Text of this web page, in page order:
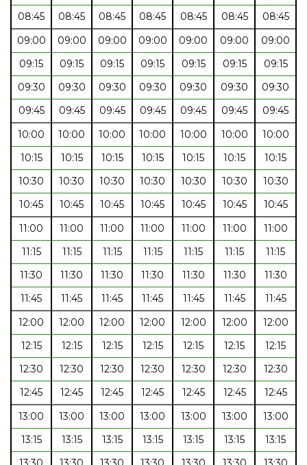
08:45
08:45 08:45 08:45 08:45 08:45
08:45
09:00
09:00 09:00 09:00 09:00 09:00
09:00
09:15
09:15 09:15 09:15 09:15 09:15
09:15
09:30
09:30 09:30 09:30 09:30 09:30
09:30
09:45
09:45 09:45 09:45 09:45 09:45
09:45
10:00
10:00 10:00 10:00 10:00 10:00
10:00
10:15
10:15 10:15 10:15 10:15 10:15
10:15
10:30
10:30 10:30 10:30 10:30 10:30
10:30
10:45
10:45 10:45 10:45 10:45 10:45
10:45
11:00
11:00 11:00 11:00 11:00 11:00
11:00
11:15
11:15 11:15 11:15 11:15 11:15
11:15
11:30
11:30 11:30 11:30 11:30 11:30
11:30
11:45
11:45 11:45 11:45 11:45 11:45
11:45
12:00
12:00 12:00 12:00 12:00 12:00
12:00
12:15
12:15 12:15 12:15 12:15 12:15
12:15
12:30
12:30 12:30 12:30 12:30 12:30
12:30
12:45
12:45 12:45 12:45 12:45 12:45
12:45
13:00
13:00 13:00 13:00 13:00 13:00
13:00
13:15
13:15 13:15 13:15 13:15 13:15
13:15